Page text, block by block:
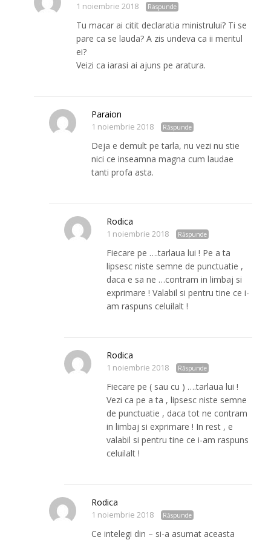
1 noiembrie 2018 Răspunde
Tu macar ai citit declaratia ministrului? Ti se
pare ca se lauda? A zis undeva ca ii meritul
ei?
Veizi ca iarasi ai ajuns pe aratura.
Paraion
1 noiembrie 2018 Răspunde
Deja e demult pe tarla, nu vezi nu stie
nici ce inseamna magna cum laudae
tanti profa asta.
Rodica
1 noiembrie 2018 Răspunde
Fiecare pe ….tarlaua lui ! Pe a ta
lipsesc niste semne de punctuatie ,
daca e sa ne …contram in limbaj si
exprimare ! Valabil si pentru tine ce i-
am raspuns celuilalt !
Rodica
1 noiembrie 2018 Răspunde
Fiecare pe ( sau cu ) ….tarlaua lui !
Vezi ca pe a ta , lipsesc niste semne
de punctuatie , daca tot ne contram
in limbaj si exprimare ! In rest , e
valabil si pentru tine ce i-am raspuns
celuilalt !
Rodica
1 noiembrie 2018 Răspunde
Ce intelegi din – si-a asumat aceasta